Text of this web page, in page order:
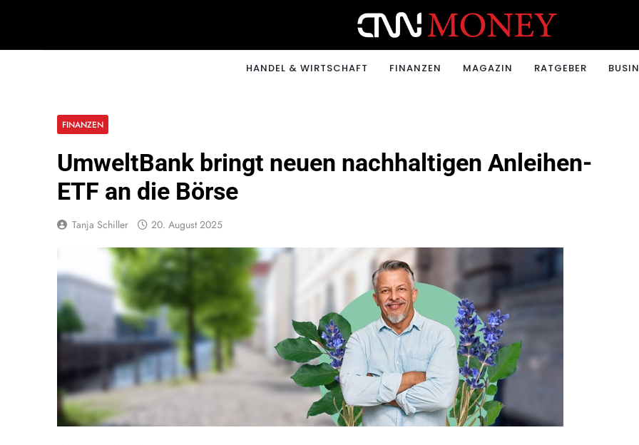
CNNMONEY.CH
HANDEL & WIRTSCHAFT FINANZEN MAGAZIN RATGEBER
FINANZEN
UmweltBank bringt neuen nachhaltigen Anleihen-
ETF an die Börse
Tanja Schiller 20. August 2025